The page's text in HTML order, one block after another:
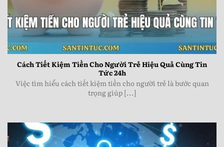
Cách Tiết Kiệm Tiền Cho Người Trẻ Hiệu Quả Cùng
Tin Tức 24h
Cách Tiết Kiệm Tiền Cho Người Trẻ Hiệu Quả Cùng Tin
Tức 24h
Việc tìm hiểu cách tiết kiệm tiền cho người trẻ là bước quan
trọng giúp [...]